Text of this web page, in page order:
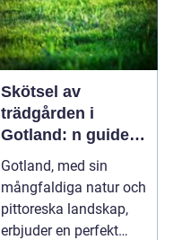
Skötsel av
trädgården i
Gotland: n guide
för nybörjare
Gotland, med sin
mångfaldiga natur och
pittoreska landskap,
erbjuder en perfekt